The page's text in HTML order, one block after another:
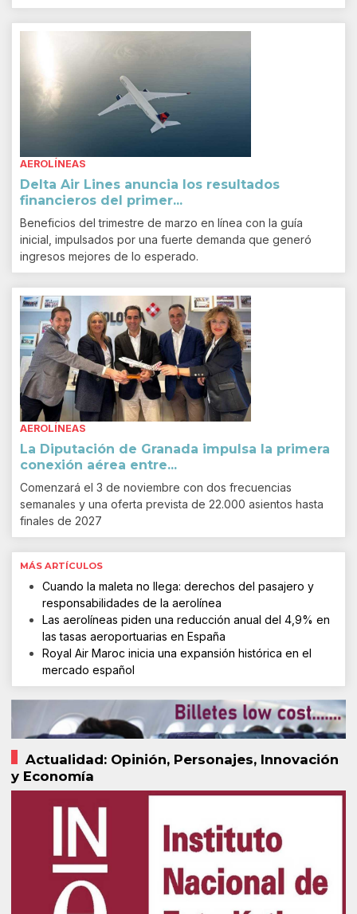
AEROLÍNEAS
Delta Air Lines anuncia los resultados
financieros del primer...
Beneficios del trimestre de marzo en línea con la guía
inicial, impulsados por una fuerte demanda que generó
ingresos mejores de lo esperado.
AEROLÍNEAS
La Diputación de Granada impulsa la primera
conexión aérea entre...
Comenzará el 3 de noviembre con dos frecuencias
semanales y una oferta prevista de 22.000 asientos hasta
finales de 2027
MÁS ARTÍCULOS
Cuando la maleta no llega: derechos del pasajero y
responsabilidades de la aerolínea
Las aerolíneas piden una reducción anual del 4,9% en
las tasas aeroportuarias en España
Royal Air Maroc inicia una expansión histórica en el
mercado español
Actualidad: Opinión, Personajes, Innovación
y Economía